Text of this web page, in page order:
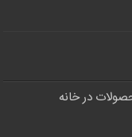
در خانه